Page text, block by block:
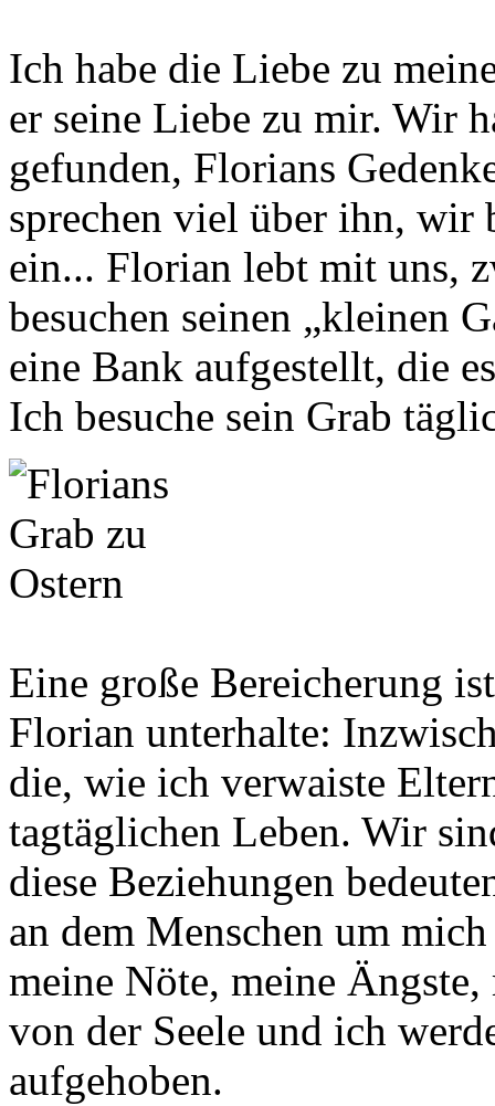
Ich habe die Liebe zu
er seine Liebe zu mir. Wir
gefunden, Florians
sprechen viel über ihn, wir
ein... Florian lebt mit uns,
besuchen seinen „kleinen
eine Bank aufgestellt, die
Ich besuche sein Grab
Eine große Bereicherung
Florian unterhalte:
die, wie ich verwaiste
tagtäglichen Leben. Wir
diese Beziehungen
an dem Menschen um
meine Nöte, meine
von der Seele und ich
aufgehoben.